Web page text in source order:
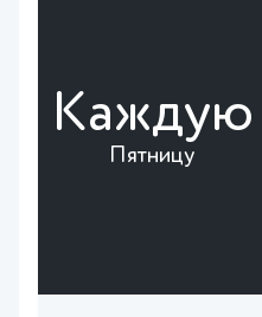
Каждую
Пятницу